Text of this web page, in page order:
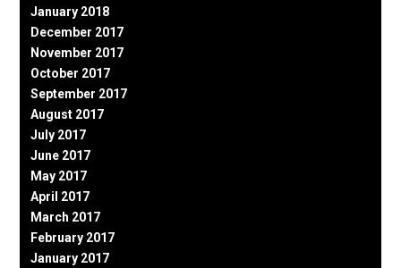
January 2018
December 2017
November 2017
October 2017
September 2017
August 2017
July 2017
June 2017
May 2017
April 2017
March 2017
February 2017
January 2017